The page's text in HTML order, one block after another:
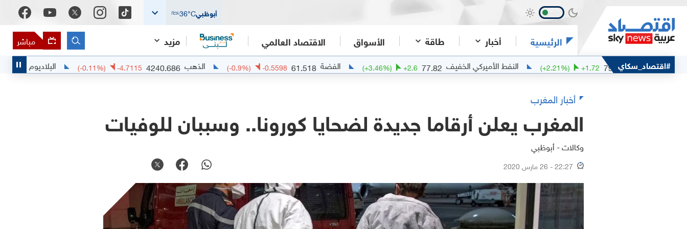
أبوظبي 36°C
الرئيسية أخبار طاقة الأسواق الاقتصاد العالمي مزيد مباشر
#اقتصاد_سكاي
خام مربان 79.66
+ 1.72
(+ 2.21%) النفط الأميركي الخفيف 77.82
+2.6
(+ 3.46%) الفضة 61.518
-0.5598
(-0.9%) الذهب 4240.686
-4.7115
( -0.11%) البلاديوم 1371.47
أخبار المغرب
المغرب يعلن أرقاما جديدة لضحايا كورونا.. وسببان للوفيات
وكالات - أبوظبي
22:27 - 26 مارس 2020